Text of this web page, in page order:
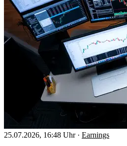
25.07.2026, 16:48 Uhr · Earnings